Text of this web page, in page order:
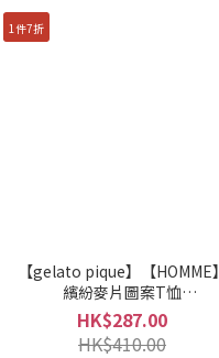
1件7折
【gelato pique】【HOMME】
繽紛麥片圖案T恤
PMCT261915
HK$287.00
HK$410.00